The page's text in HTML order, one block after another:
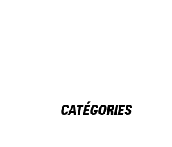
CATÉGORIES